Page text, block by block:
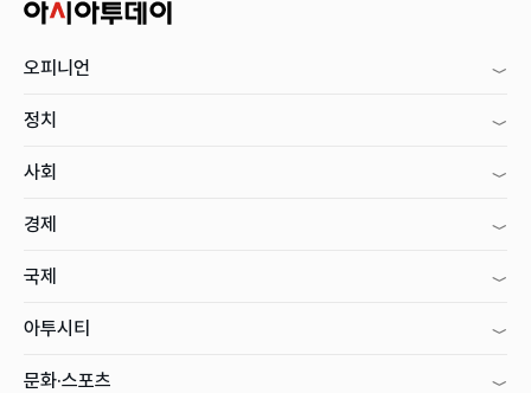
오피니언
정치
사회
경제
국제
아투시티
문화·스포츠